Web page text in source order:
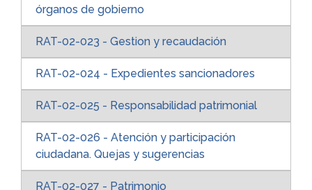
órganos de gobierno
RAT-02-023 - Gestion y recaudación
RAT-02-024 - Expedientes sancionadores
RAT-02-025 - Responsabilidad patrimonial
RAT-02-026 - Atención y participación
ciudadana. Quejas y sugerencias
RAT-02-027 - Patrimonio